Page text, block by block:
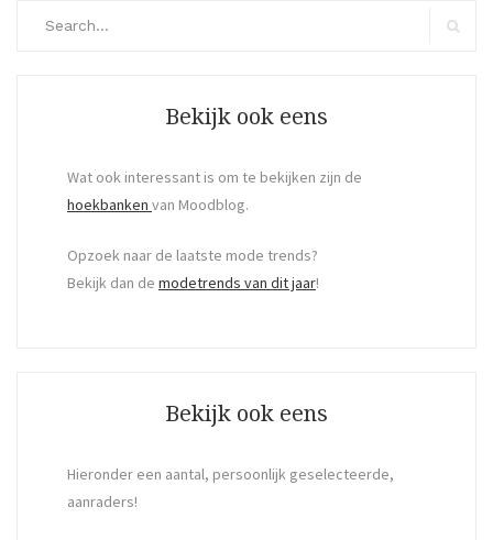
Bekijk ook eens
Wat ook interessant is om te bekijken zijn de
hoekbanken van Moodblog.
Opzoek naar de laatste mode trends?
Bekijk dan de modetrends van dit jaar!
Bekijk ook eens
Hieronder een aantal, persoonlijk geselecteerde,
aanraders!